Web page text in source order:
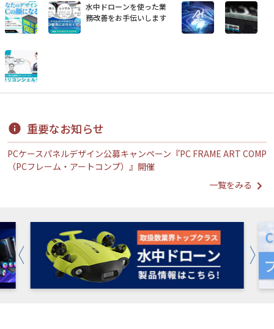
水中ドローンを使った業
務改善をお手伝いします
重要なお知らせ
PCケースパネルデザイン公募キャンペーン『PC FRAME ART COMP
（PCフレーム・アートコンプ）』開催
一覧をみる